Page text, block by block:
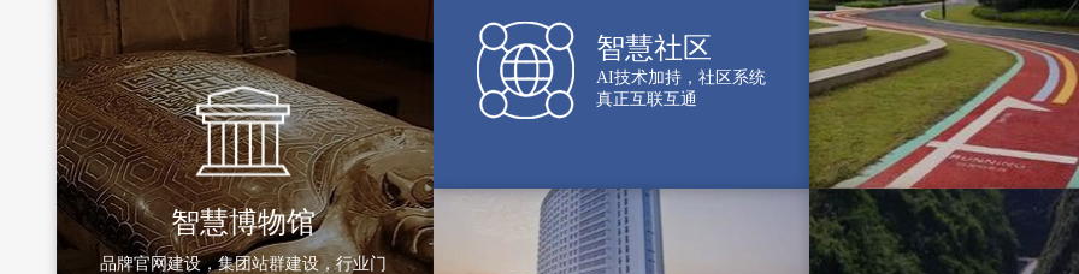
智慧博物馆
品牌官网建设，集团站群建设，行业门
智慧社区
AI技术加持，社区系统
真正互联互通